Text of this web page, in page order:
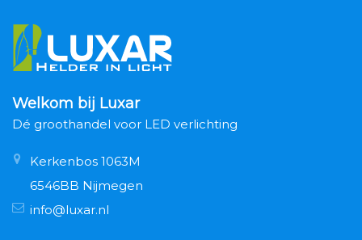
Welkom bij Luxar
Dé groothandel voor LED verlichting
Kerkenbos 1063M
6546BB Nijmegen
info@luxar.nl